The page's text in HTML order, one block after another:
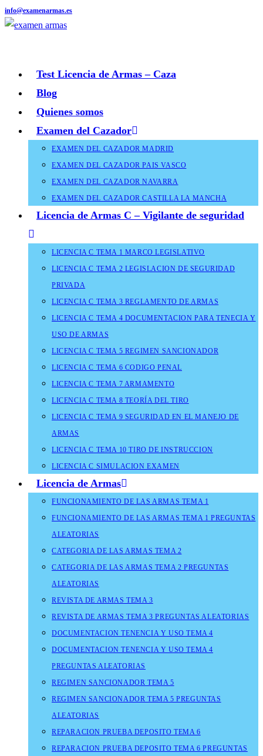
Ir
al
info@examenarmas.es
Test Licencia de Armas – Caza
Blog
Quienes somos
Examen del Cazador
EXAMEN DEL CAZADOR MADRID
EXAMEN DEL CAZADOR PAIS VASCO
EXAMEN DEL CAZADOR NAVARRA
EXAMEN DEL CAZADOR CASTILLA LA MANCHA
Licencia de Armas C – Vigilante de seguridad
LICENCIA C TEMA 1 MARCO LEGISLATIVO
LICENCIA C TEMA 2 LEGISLACION DE SEGURIDAD
PRIVADA
LICENCIA C TEMA 3 REGLAMENTO DE ARMAS
LICENCIA C TEMA 4 DOCUMENTACION PARA TENECIA Y
USO DE ARMAS
LICENCIA C TEMA 5 REGIMEN SANCIONADOR
LICENCIA C TEMA 6 CODIGO PENAL
LICENCIA C TEMA 7 ARMAMENTO
LICENCIA C TEMA 8 TEORÍA DEL TIRO
LICENCIA C TEMA 9 SEGURIDAD EN EL MANEJO DE
ARMAS
LICENCIA C TEMA 10 TIRO DE INSTRUCCION
LICENCIA C SIMULACION EXAMEN
Licencia de Armas
FUNCIONAMIENTO DE LAS ARMAS TEMA 1
FUNCIONAMIENTO DE LAS ARMAS TEMA 1 PREGUNTAS
ALEATORIAS
CATEGORIA DE LAS ARMAS TEMA 2
CATEGORIA DE LAS ARMAS TEMA 2 PREGUNTAS
ALEATORIAS
REVISTA DE ARMAS TEMA 3
REVISTA DE ARMAS TEMA 3 PREGUNTAS ALEATORIAS
DOCUMENTACION TENENCIA Y USO TEMA 4
DOCUMENTACION TENENCIA Y USO TEMA 4
PREGUNTAS ALEATORIAS
REGIMEN SANCIONADOR TEMA 5
REGIMEN SANCIONADOR TEMA 5 PREGUNTAS
ALEATORIAS
REPARACION PRUEBA DEPOSITO TEMA 6
REPARACION PRUEBA DEPOSITO TEMA 6 PREGUNTAS